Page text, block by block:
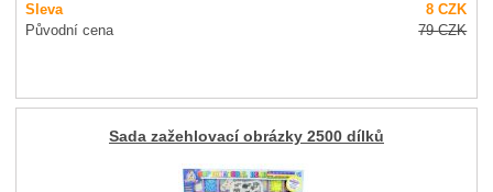
Sleva 8CZK
Původní cena
79CZK
Sada zažehlovací obrázky 2500 dílků